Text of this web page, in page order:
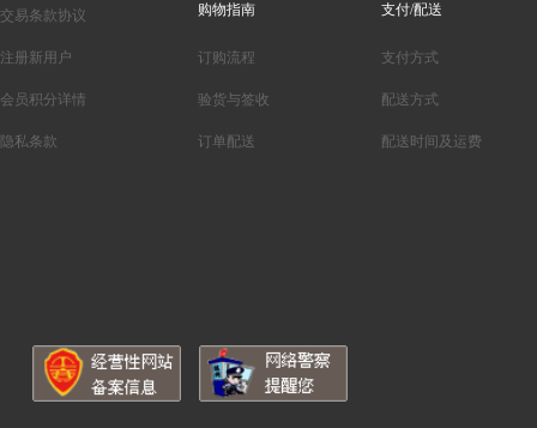
交易条款协议
注册新用户
会员积分详情
隐私条款
购物指南
订购流程
验货与签收
订单配送
支付/配送
支付方式
配送方式
配送时间及运费